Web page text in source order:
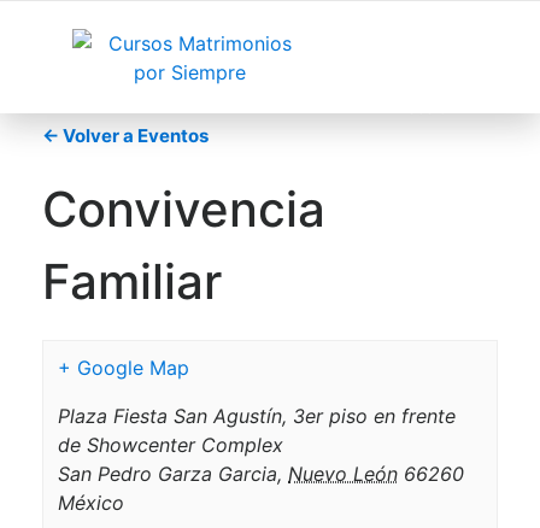
← Volver a Eventos
Convivencia
Familiar
+ Google Map
Plaza Fiesta San Agustín, 3er piso en frente
de Showcenter Complex
San Pedro Garza Garcia, Nuevo León 66260
México